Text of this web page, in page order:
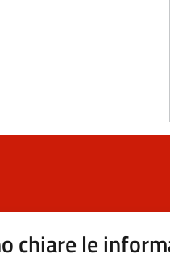
chiare le